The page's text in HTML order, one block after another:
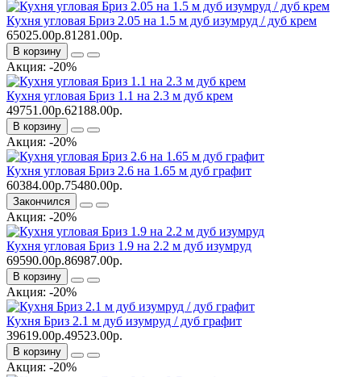
Кухня угловая Бриз 2.05 на 1.5 м дуб изумруд / дуб крем
65025.00р.81281.00р.
В корзину
Акция: -20%
Кухня угловая Бриз 1.1 на 2.3 м дуб крем
49751.00р.62188.00р.
В корзину
Акция: -20%
Кухня угловая Бриз 2.6 на 1.65 м дуб графит
60384.00р.75480.00р.
Закончился
Акция: -20%
Кухня угловая Бриз 1.9 на 2.2 м дуб изумруд
69590.00р.86987.00р.
В корзину
Акция: -20%
Кухня Бриз 2.1 м дуб изумруд / дуб графит
39619.00р.49523.00р.
В корзину
Акция: -20%